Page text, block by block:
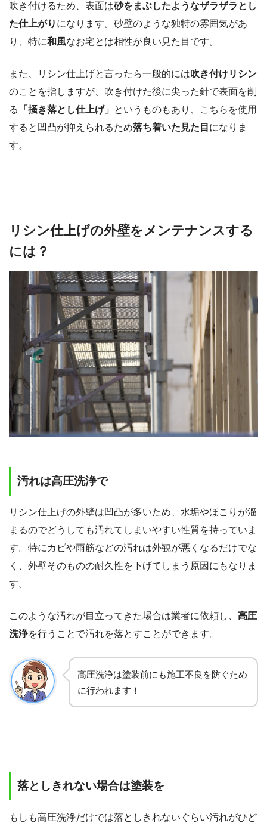
吹き付けるため、表面は砂をまぶしたようなザラザラとし
た仕上がり になります。砂壁のような独特の雰囲気があ
り、特に和風なお宅とは相性が良い見た目です。
また、リシン仕上げと言ったら一般的には吹き付けリシン
のことを指しますが、吹き付けた後に尖った針で表面を削
る
「 掻き落とし仕上げ」 というものもあり、こちらを使用
すると凹凸が抑えられるため落ち着いた見た目 になりま
す。
リシン仕上げの外壁をメンテナンスする
には？
汚れは高圧洗浄で
リシン仕上げの外壁は凹凸が多いため、水垢やほこりが溜
まるのでどうしても汚れてしまいやすい性質を持っていま
す。特にカビや雨筋などの汚れは外観が悪くなるだけでな
く、外壁そのものの耐久性を下げてしまう原因にもなりま
す。
このような汚れが目立ってきた場合は業者に依頼し、 高圧
洗浄を行うことで汚れを落とすことができます。
高圧洗浄は塗装前にも施工不良を防ぐため
に行われます！
落としきれない場合は塗装を
もしも高圧洗浄だけでは落としきれないぐらい汚れがひど